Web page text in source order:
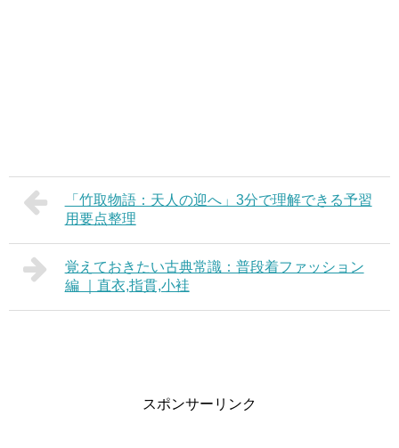
「竹取物語：天人の迎へ」3分で理解できる予習
用要点整理
覚えておきたい古典常識：普段着ファッション
編 ｜直衣,指貫,小袿
スポンサーリンク